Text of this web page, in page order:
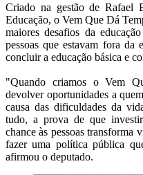
Criado na gestão de Rafael
Educação, o Vem Que Dá
maiores desafios da
pessoas que estavam fora da
concluir a educação básica e
"Quando criamos o Vem
devolver oportunidades a
causa das dificuldades da
tudo, a prova de que
chance às pessoas transforma
fazer uma política pública
afirmou o deputado.